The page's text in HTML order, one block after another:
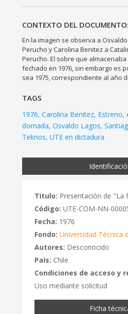
CONTEXTO DEL DOCUMENTO:
En la imagen se observa a
Perucho y Carolina Benitez a
Perucho. El sobre que
fechado en 1976, sin embargo es
sea 1975, correspondiente al año
TAGS
1976 Carolina Benitez Estreno
domada Osvaldo Lagos
Teknos UTE en dictadura
Titulo: Presentación de "La
Código: UTE-COM-NN-
Fecha: 1976
Fondo: Universidad Técnica
Autores: Desconocido
País: Chile
Condiciones de acceso y
Uso mediante solicitud
Ficha